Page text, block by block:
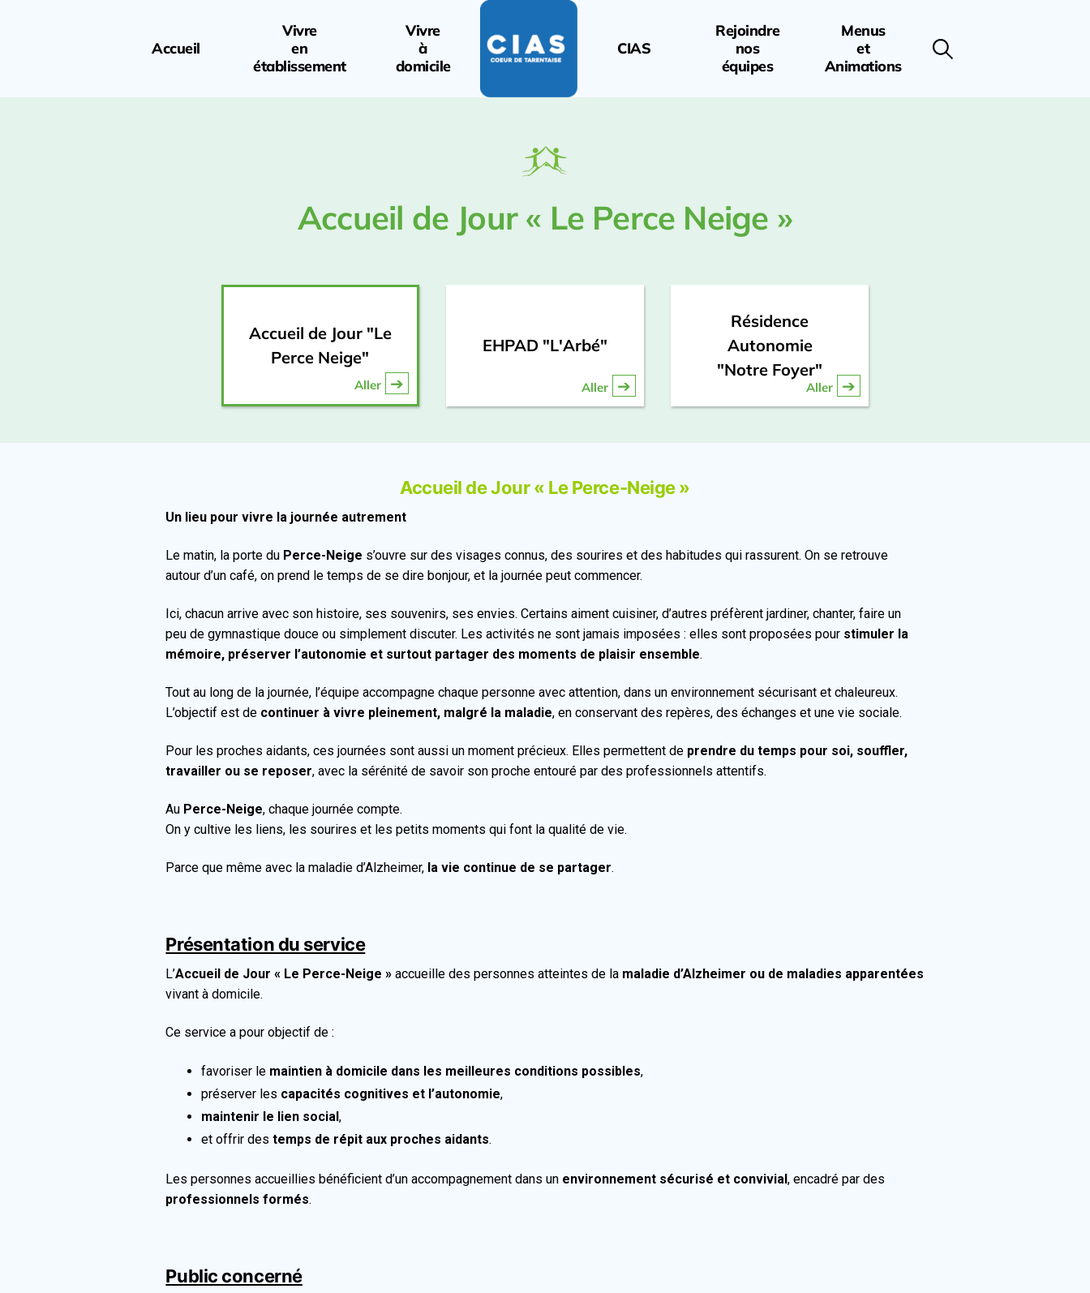
Accueil
Vivre
en
établissement
Vivre
à
domicile
CIAS
Rejoindre
nos
équipes
Menus
et
Animations
Accueil de Jour « Le Perce Neige »
Accueil de Jour "Le
Perce Neige"
Aller
EHPAD "L'Arbé"
Aller
Résidence
Autonomie
"Notre Foyer"
Aller
Accueil de Jour « Le Perce-Neige »
Un lieu pour vivre la journée autrement
Le matin, la porte du Perce-Neige s’ouvre sur des visages connus, des sourires et des habitudes qui rassurent. On se retrouve
autour d’un café, on prend le temps de se dire bonjour, et la journée peut commencer.
Ici, chacun arrive avec son histoire, ses souvenirs, ses envies. Certains aiment cuisiner, d’autres préfèrent jardiner, chanter, faire un
peu de gymnastique douce ou simplement discuter. Les activités ne sont jamais imposées : elles sont proposées pour stimuler la
mémoire, préserver l’autonomie et surtout partager des moments de plaisir ensemble.
Tout au long de la journée, l’équipe accompagne chaque personne avec attention, dans un environnement sécurisant et chaleureux.
L’objectif est de continuer à vivre pleinement, malgré la maladie, en conservant des repères, des échanges et une vie sociale.
Pour les proches aidants, ces journées sont aussi un moment précieux. Elles permettent de prendre du temps pour soi, souffler,
travailler ou se reposer, avec la sérénité de savoir son proche entouré par des professionnels attentifs.
Au Perce-Neige, chaque journée compte.
On y cultive les liens, les sourires et les petits moments qui font la qualité de vie.
Parce que même avec la maladie d’Alzheimer, la vie continue de se partager.
Présentation du service
L’Accueil de Jour « Le Perce-Neige » accueille des personnes atteintes de la maladie d’Alzheimer ou de maladies apparentées
vivant à domicile.
Ce service a pour objectif de :
favoriser le maintien à domicile dans les meilleures conditions possibles,
préserver les capacités cognitives et l’autonomie,
maintenir le lien social,
et offrir destemps de répit aux proches aidants.
Les personnes accueillies bénéficient d’un accompagnement dans un environnement sécurisé et convivial, encadré par des
professionnels formés.
Public concerné